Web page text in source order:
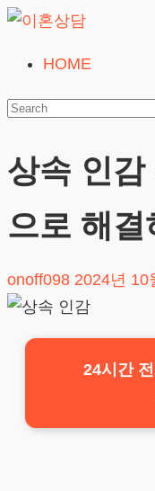
Skip
content
혼
담
24시간365일
HOME
상속 인
으로 해결
onoff098 2024년 10
24시간